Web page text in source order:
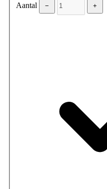
Aantal
− +